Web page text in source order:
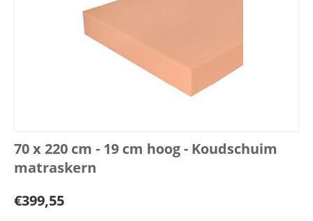
70 x 220 cm - 19 cm hoog - Koudschuim
matraskern
€399,55